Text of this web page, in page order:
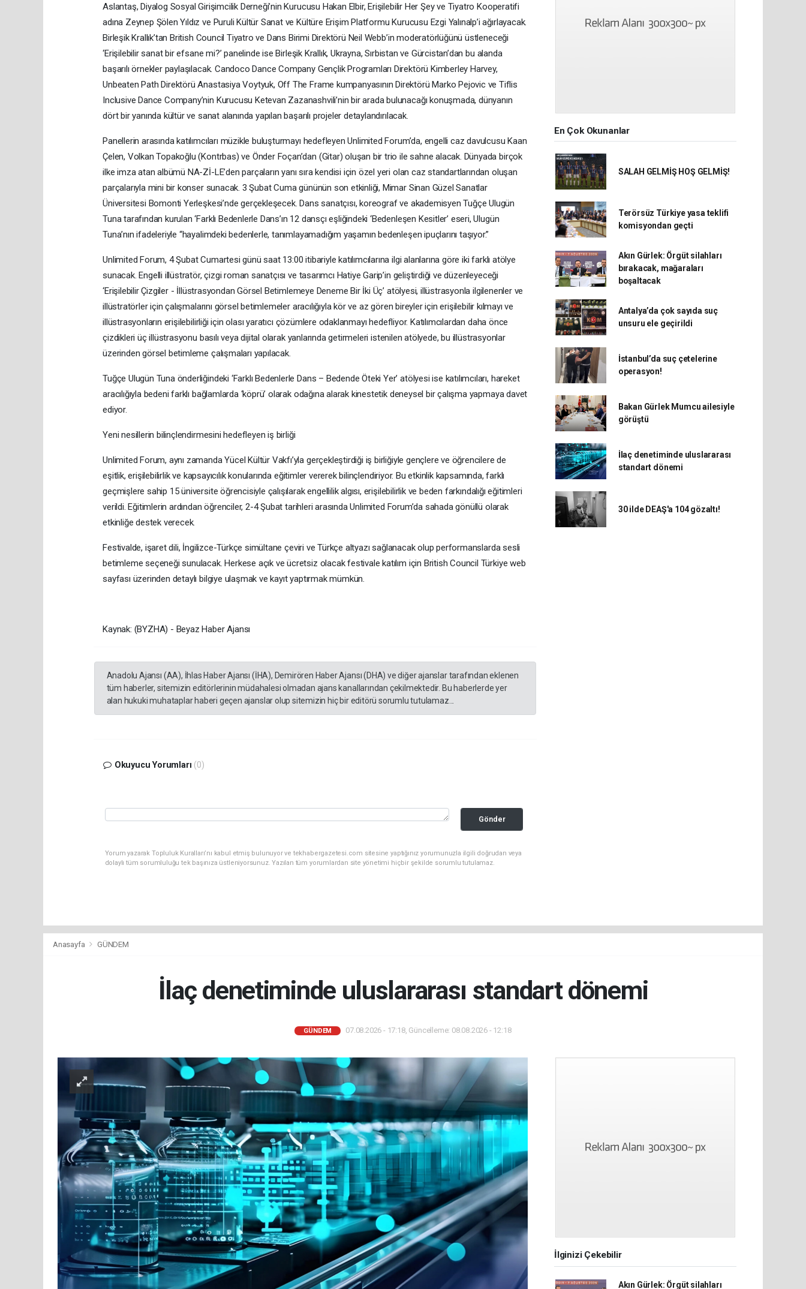
Aslantaş, Diyalog Sosyal Girişimcilik Derneği’nin Kurucusu Hakan Elbir, Erişilebilir Her Şey ve Tiyatro Kooperatifi
adına Zeynep Şölen Yıldız ve Puruli Kültür Sanat ve Kültüre Erişim Platformu Kurucusu Ezgi Yalınalp’i ağırlayacak.
Birleşik Krallık’tan British Council Tiyatro ve Dans Birimi Direktörü Neil Webb’in moderatörlüğünü üstleneceği
‘Erişilebilir sanat bir efsane mi?’ panelinde ise Birleşik Krallık, Ukrayna, Sırbistan ve Gürcistan’dan bu alanda
başarılı örnekler paylaşılacak. Candoco Dance Company Gençlik Programları Direktörü Kimberley Harvey,
Unbeaten Path Direktörü Anastasiya Voytyuk, Off The Frame kumpanyasının Direktörü Marko Pejovic ve Tiflis
Inclusive Dance Company’nin Kurucusu Ketevan Zazanashvili’nin bir arada bulunacağı konuşmada, dünyanın
dört bir yanında kültür ve sanat alanında yapılan başarılı projeler detaylandırılacak.
Panellerin arasında katılımcıları müzikle buluşturmayı hedefleyen Unlimited Forum’da, engelli caz davulcusu Kaan
Çelen, Volkan Topakoğlu (Kontrbas) ve Önder Foçan’dan (Gitar) oluşan bir trio ile sahne alacak. Dünyada birçok
ilke imza atan albümü NA-Zİ-LE’den parçaların yanı sıra kendisi için özel yeri olan caz standartlarından oluşan
parçalarıyla mini bir konser sunacak. 3 Şubat Cuma gününün son etkinliği, Mimar Sinan Güzel Sanatlar
Üniversitesi Bomonti Yerleşkesi’nde gerçekleşecek. Dans sanatçısı, koreograf ve akademisyen Tuğçe Ulugün
Tuna tarafından kurulan ‘Farklı Bedenlerle Dans’ın 12 dansçı eşliğindeki ‘Bedenleşen Kesitler’ eseri, Ulugün
Tuna’nın ifadeleriyle “hayalimdeki bedenlerle, tanımlayamadığım yaşamın bedenleşen ipuçlarını taşıyor.”
Unlimited Forum, 4 Şubat Cumartesi günü saat 13:00 itibariyle katılımcılarına ilgi alanlarına göre iki farklı atölye
sunacak. Engelli illüstratör, çizgi roman sanatçısı ve tasarımcı Hatiye Garip’in geliştirdiği ve düzenleyeceği
‘Erişilebilir Çizgiler - İllüstrasyondan Görsel Betimlemeye Deneme Bir İki Üç’ atölyesi, illüstrasyonla ilgilenenler ve
illüstratörler için çalışmalarını görsel betimlemeler aracılığıyla kör ve az gören bireyler için erişilebilir kılmayı ve
illüstrasyonların erişilebilirliği için olası yaratıcı çözümlere odaklanmayı hedefliyor. Katılımcılardan daha önce
çizdikleri üç illüstrasyonu basılı veya dijital olarak yanlarında getirmeleri istenilen atölyede, bu illüstrasyonlar
üzerinden görsel betimleme çalışmaları yapılacak.
Tuğçe Ulugün Tuna önderliğindeki ‘Farklı Bedenlerle Dans – Bedende Öteki Yer’ atölyesi ise katılımcıları, hareket
aracılığıyla bedeni farklı bağlamlarda ‘köprü’ olarak odağına alarak kinestetik deneysel bir çalışma yapmaya davet
ediyor.
Yeni nesillerin bilinçlendirmesini hedefleyen iş birliği
Unlimited Forum, aynı zamanda Yücel Kültür Vakfı’yla gerçekleştirdiği iş birliğiyle gençlere ve öğrencilere de
eşitlik, erişilebilirlik ve kapsayıcılık konularında eğitimler vererek bilinçlendiriyor. Bu etkinlik kapsamında, farklı
geçmişlere sahip 15 üniversite öğrencisiyle çalışılarak engellilik algısı, erişilebilirlik ve beden farkındalığı eğitimleri
verildi. Eğitimlerin ardından öğrenciler, 2-4 Şubat tarihleri arasında Unlimited Forum’da sahada gönüllü olarak
etkinliğe destek verecek.
Festivalde, işaret dili, İngilizce-Türkçe simültane çeviri ve Türkçe altyazı sağlanacak olup performanslarda sesli
betimleme seçeneği sunulacak. Herkese açık ve ücretsiz olacak festivale katılım için British Council Türkiye web
sayfası üzerinden detaylı bilgiye ulaşmak ve kayıt yaptırmak mümkün.
Kaynak: (BYZHA) - Beyaz Haber Ajansı
Anadolu Ajansı (AA), İhlas Haber Ajansı (İHA), Demirören Haber Ajansı (DHA) ve diğer ajanslar tarafından eklenen
tüm haberler, sitemizin editörlerinin müdahalesi olmadan ajans kanallarından çekilmektedir. Bu haberlerde yer
alan hukuki muhataplar haberi geçen ajanslar olup sitemizin hiç bir editörü sorumlu tutulamaz...
Okuyucu Yorumları (0)
Gönder
Yorum yazarak Topluluk Kuralları’nı kabul etmiş bulunuyor ve tekhabergazetesi.com sitesine yaptığınız yorumunuzla ilgili doğrudan veya
dolaylı tüm sorumluluğu tek başınıza üstleniyorsunuz. Yazılan tüm yorumlardan site yönetimi hiçbir şekilde sorumlu tutulamaz.
En Çok Okunanlar
SALAH GELMİŞ HOŞ GELMİŞ!
Terörsüz Türkiye yasa teklifi
komisyondan geçti
Akın Gürlek: Örgüt silahları
bırakacak, mağaraları
boşaltacak
Antalya’da çok sayıda suç
unsuru ele geçirildi
İstanbul’da suç çetelerine
operasyon!
Bakan Gürlek Mumcu ailesiyle
görüştü
İlaç denetiminde uluslararası
standart dönemi
30 ilde DEAŞ'a 104 gözaltı!
Anasayfa GÜNDEM
İlaç denetiminde uluslararası standart dönemi
GÜNDEM 07.08.2026 - 17:18, Güncelleme: 08.08.2026 - 12:18
İlginizi Çekebilir
Akın Gürlek: Örgüt silahları